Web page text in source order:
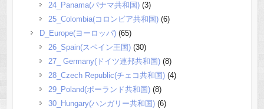
24_Panama(パナマ共和国)(3)
25_Colombia(コロンビア共和国)(6)
D_Europe(ヨーロッパ)(65)
26_Spain(スペイン王国)(30)
27_ Germany(ドイツ連邦共和国)(8)
28_Czech Republic(チェコ共和国)(4)
29_Poland(ポーランド共和国)(8)
30_Hungary(ハンガリー共和国)(6)